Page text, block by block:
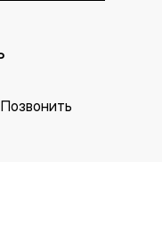
Позвонить